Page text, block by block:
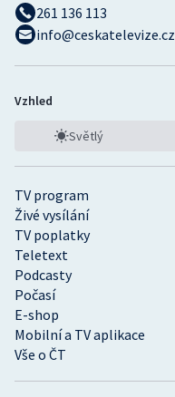
TV program
Živé vysílání
TV poplatky
Teletext
Podcasty
Počasí
E-shop
Mobilní a TV aplikace
Vše o ČT
261 136 113
info@ceskatelevize.cz
Vzhled
Světlý